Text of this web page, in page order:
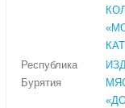
Республика
Бурятия